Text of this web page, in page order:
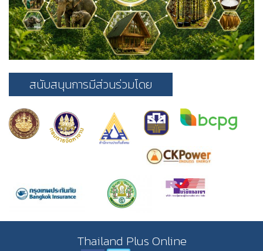
สนับสนุนการมีส่วนร่วมโดย
Thailand Plus Online